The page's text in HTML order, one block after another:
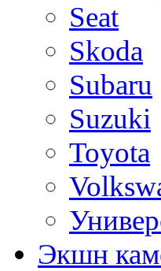
Seat
Skoda
Subaru
Suzuki
Toyota
Экшн